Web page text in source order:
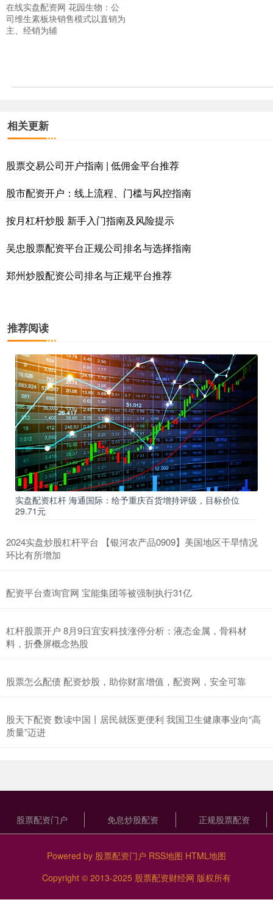
在线实盘配资网 花园生物：公
司维生素板块销售模式以直销为
主、经销为辅
相关更新
股票交易公司开户指南 | 低佣金平台推荐
股市配资开户：线上流程、门槛与风控指南
按月杠杆炒股 新手入门指南及风险提示
吴忠股票配资平台正规公司排名与选择指南
郑州炒股配资公司排名与正规平台推荐
推荐阅读
实盘配资杠杆 海通国际：给予重庆百货增持评级，目标价位
29.71元
2024实盘炒股杠杆平台 【银河农产品0909】美国地区干旱情况
环比有所增加
配资平台查询官网 宝能集团等被强制执行31亿
杠杆股票开户 8月9日宜安科技涨停分析：液态金属，骨科材
料，折叠屏概念热股
股票怎么配债 配资炒股，助你财富增值，配资网，安全可靠
股天下配资 数读中国丨居民就医更便利 我国卫生健康事业向“高
质量”迈进
股票配资门户 免息炒股配资 正规股票配资
Powered by 股票配资门户 RSS地图 HTML地图
Copyright © 2013-2025 股票配资财经网 版权所有